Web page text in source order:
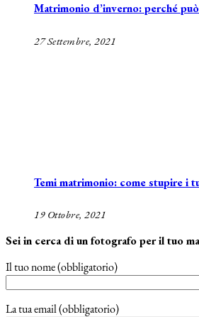
Matrimonio d’inverno: perché
27 Settembre, 2021
Temi matrimonio: come stupire i
19 Ottobre, 2021
Sei in cerca di un fotografo per il tuo
Il tuo nome (obbligatorio)
La tua email (obbligatorio)